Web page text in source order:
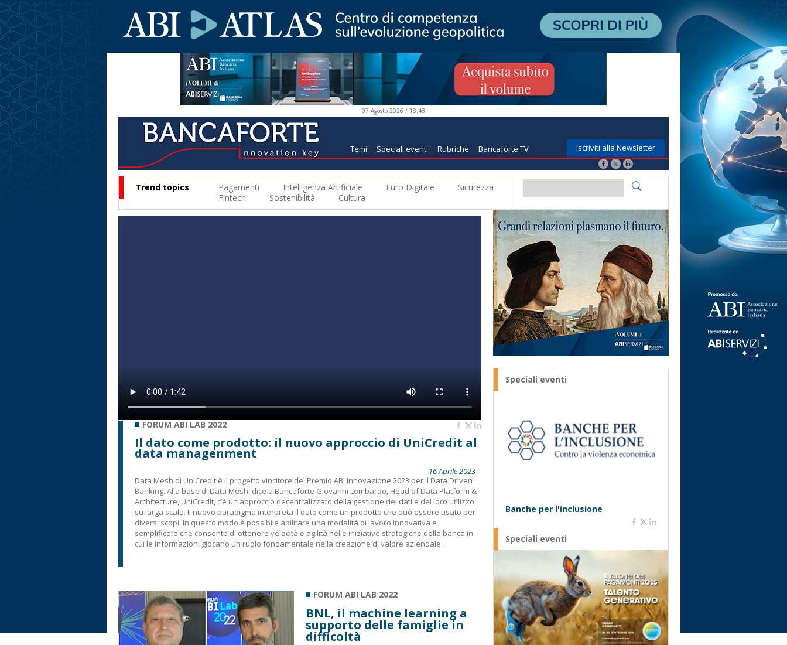
07 Agosto 2026 / 18:48
Temi Speciali eventi Rubriche Bancaforte TV Iscriviti alla Newsletter
Trend topics Pagamenti Intelligenza Artificiale Euro Digitale
Sicurezza
Fintech
Sostenibilità Cultura
FORUM ABI LAB 2022
Il dato come prodotto: il nuovo approccio di UniCredit al
data managenment
16 Aprile 2023
Data Mesh di UniCredit è il progetto vincitore del Premio ABI Innovazione 2023 per il Data Driven
Banking. Alla base di Data Mesh, dice a Bancaforte Giovanni Lombardo, Head of Data Platform &
Architecture, UniCredit, c’è un approccio decentralizzato della gestione dei dati e del loro utilizzo
su larga scala. Il nuovo paradigma interpreta il dato come un prodotto che può essere usato per
diversi scopi. In questo modo è possibile abilitare una modalità di lavoro innovativa e
semplificata che consente di ottenere velocità e agilità nelle iniziative strategiche della banca in
cui le informazioni giocano un ruolo fondamentale nella creazione di valore aziendale.
FORUM ABI LAB 2022
BNL, il machine learning a
supporto delle famiglie in
difficoltà
Speciali eventi
Banche per l'inclusione
Speciali eventi